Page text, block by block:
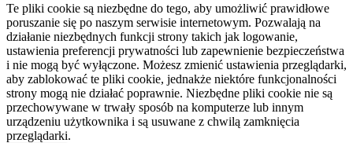
Te pliki cookie są niezbędne do tego, aby umożliwić prawidłowe
poruszanie się po naszym serwisie internetowym. Pozwalają na
działanie niezbędnych funkcji strony takich jak logowanie,
ustawienia preferencji prywatności lub zapewnienie bezpieczeństwa
i nie mogą być wyłączone. Możesz zmienić ustawienia przeglądarki,
aby zablokować te pliki cookie, jednakże niektóre funkcjonalności
strony mogą nie działać poprawnie. Niezbędne pliki cookie nie są
przechowywane w trwały sposób na komputerze lub innym
urządzeniu użytkownika i są usuwane z chwilą zamknięcia
przeglądarki.